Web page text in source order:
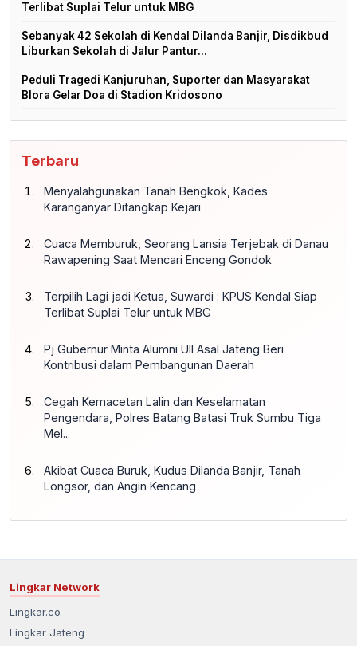
Terlibat Suplai Telur untuk MBG
Sebanyak 42 Sekolah di Kendal Dilanda Banjir, Disdikbud
Liburkan Sekolah di Jalur Pantur...
Peduli Tragedi Kanjuruhan, Suporter dan Masyarakat
Blora Gelar Doa di Stadion Kridosono
Terbaru
Menyalahgunakan Tanah Bengkok, Kades
Karanganyar Ditangkap Kejari
Cuaca Memburuk, Seorang Lansia Terjebak di Danau
Rawapening Saat Mencari Enceng Gondok
Terpilih Lagi jadi Ketua, Suwardi : KPUS Kendal Siap
Terlibat Suplai Telur untuk MBG
Pj Gubernur Minta Alumni UII Asal Jateng Beri
Kontribusi dalam Pembangunan Daerah
Cegah Kemacetan Lalin dan Keselamatan
Pengendara, Polres Batang Batasi Truk Sumbu Tiga
Mel...
Akibat Cuaca Buruk, Kudus Dilanda Banjir, Tanah
Longsor, dan Angin Kencang
Lingkar Network
Lingkar.co
Lingkar Jateng